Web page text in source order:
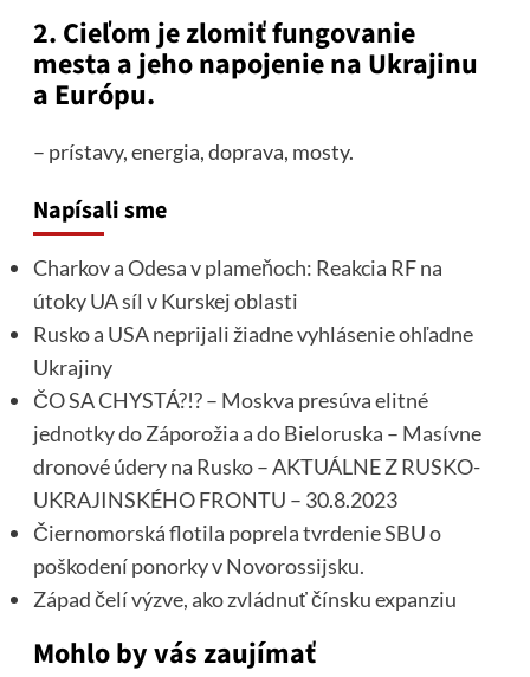
2. Cieľom je zlomiť fungovanie
mesta a jeho napojenie na Ukrajinu
a Európu.
– prístavy, energia, doprava, mosty.
Napísali sme
Charkov a Odesa v plameňoch: Reakcia RF na
útoky UA síl v Kurskej oblasti
Rusko a USA neprijali žiadne vyhlásenie ohľadne
Ukrajiny
ČO SA CHYSTÁ?!? – Moskva presúva elitné
jednotky do Záporožia a do Bieloruska – Masívne
dronové údery na Rusko – AKTUÁLNE Z RUSKO-
UKRAJINSKÉHO FRONTU – 30.8.2023
Čiernomorská flotila poprela tvrdenie SBU o
poškodení ponorky v Novorossijsku.
Západ čelí výzve, ako zvládnuť čínsku expanziu
Mohlo by vás zaujímať